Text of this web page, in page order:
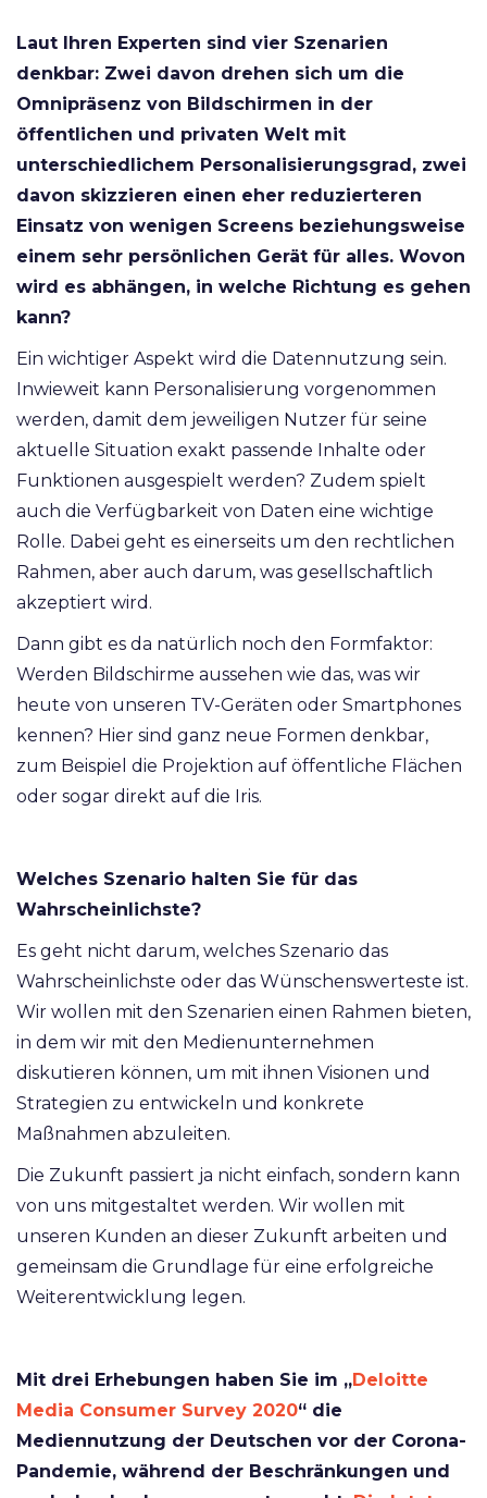
Laut Ihren Experten sind vier Szenarien
denkbar: Zwei davon drehen sich um die
Omnipräsenz von Bildschirmen in der
öffentlichen und privaten Welt mit
unterschiedlichem Personalisierungsgrad, zwei
davon skizzieren einen eher reduzierteren
Einsatz von wenigen Screens beziehungsweise
einem sehr persönlichen Gerät für alles. Wovon
wird es abhängen, in welche Richtung es gehen
kann?
Ein wichtiger Aspekt wird die Datennutzung sein.
Inwieweit kann Personalisierung vorgenommen
werden, damit dem jeweiligen Nutzer für seine
aktuelle Situation exakt passende Inhalte oder
Funktionen ausgespielt werden? Zudem spielt
auch die Verfügbarkeit von Daten eine wichtige
Rolle. Dabei geht es einerseits um den rechtlichen
Rahmen, aber auch darum, was gesellschaftlich
akzeptiert wird.
Dann gibt es da natürlich noch den Formfaktor:
Werden Bildschirme aussehen wie das, was wir
heute von unseren TV-Geräten oder Smartphones
kennen? Hier sind ganz neue Formen denkbar,
zum Beispiel die Projektion auf öffentliche Flächen
oder sogar direkt auf die Iris.
Welches Szenario halten Sie für das
Wahrscheinlichste?
Es geht nicht darum, welches Szenario das
Wahrscheinlichste oder das Wünschenswerteste ist.
Wir wollen mit den Szenarien einen Rahmen bieten,
in dem wir mit den Medienunternehmen
diskutieren können, um mit ihnen Visionen und
Strategien zu entwickeln und konkrete
Maßnahmen abzuleiten.
Die Zukunft passiert ja nicht einfach, sondern kann
von uns mitgestaltet werden. Wir wollen mit
unseren Kunden an dieser Zukunft arbeiten und
gemeinsam die Grundlage für eine erfolgreiche
Weiterentwicklung legen.
Mit drei Erhebungen haben Sie im „Deloitte
Media Consumer Survey 2020“ die
Mediennutzung der Deutschen vor der Corona-
Pandemie, während der Beschränkungen und